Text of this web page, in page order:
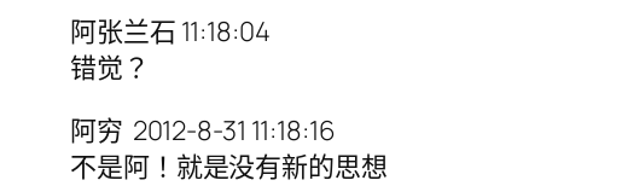
阿张兰石 11:18:04
错觉？
阿穷 2012-8-31 11:18:16
不是阿！就是没有新的思想